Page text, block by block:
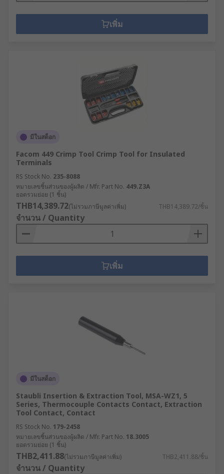
เพิ่ม
มีในสต็อก
Facom 449 Crimp Tool Crimp Tool for Insulated
Terminals
RS Stock No. 235-8088
หมายเลขชิ้นส่วนของผู้ผลิต / Mfr. Part No. 449.Z3A
ยอดรวมย่อย (1 ชิ้น)
THB14,389.72(ไม่รวมภาษีมูลค่าเพิ่ม) THB14,389.72/ชิ้น
จำนวน / Quantity
เพิ่ม
มีในสต็อก
Staubli Insertion & Extraction Tool, MSA-WZ1, 5
Series, Thermocouple Contacts Contact, Extraction
Tool Contact, Contact
RS Stock No. 179-2458
หมายเลขชิ้นส่วนของผู้ผลิต / Mfr. Part No. 18.3005
ยอดรวมย่อย (1 ชิ้น)
THB2,411.88(ไม่รวมภาษีมูลค่าเพิ่ม) THB2,411.88/ชิ้น
จำนวน / Quantity